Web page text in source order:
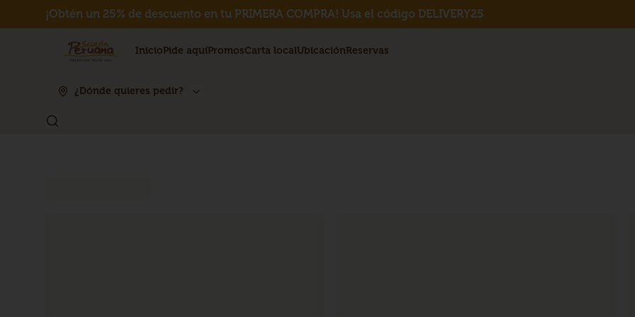
¡Obtén un 25% de descuento en tu PRIMERA COMPRA! Usa el código DELIVERY25
InicioPide aquíPromosCarta localUbicaciónReservas
¿Dónde quieres pedir?